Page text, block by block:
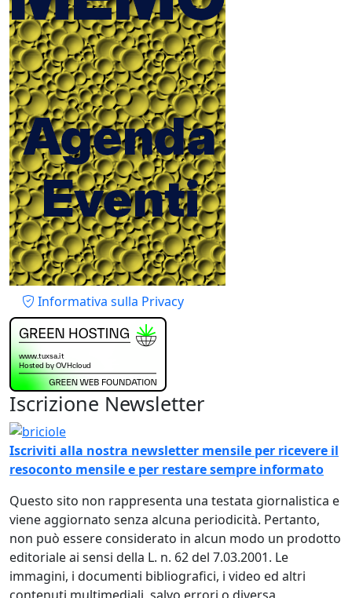
Piè di pagina
Informativa sulla Privacy
Iscrizione Newsletter
Immagine
Iscriviti alla nostra newsletter mensile per ricevere il
resoconto mensile e per restare sempre informato
Questo sito non rappresenta una testata giornalistica e
viene aggiornato senza alcuna periodicità. Pertanto,
non può essere considerato in alcun modo un prodotto
editoriale ai sensi della L. n. 62 del 7.03.2001. Le
immagini, i documenti bibliografici, i video ed altri